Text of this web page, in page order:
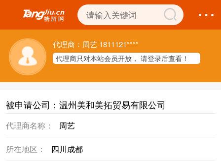
代理商：周艺 1811121****
代理商只对本站会员开放， 请登录后查看！
被申请公司：温州美和美拓贸易有限公司
代理商名称： 周艺
所在地区： 四川成都